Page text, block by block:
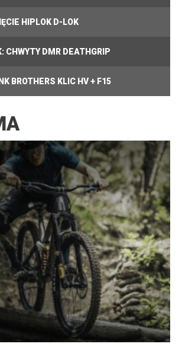
HIPLOK D-LOK
CHWYTY DMR DEATHGRIP
BROTHERS KLIC HV + F15